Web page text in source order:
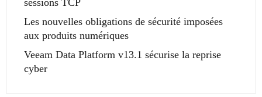
sessions TCP
Les nouvelles obligations de sécurité imposées
aux produits numériques
Veeam Data Platform v13.1 sécurise la reprise
cyber